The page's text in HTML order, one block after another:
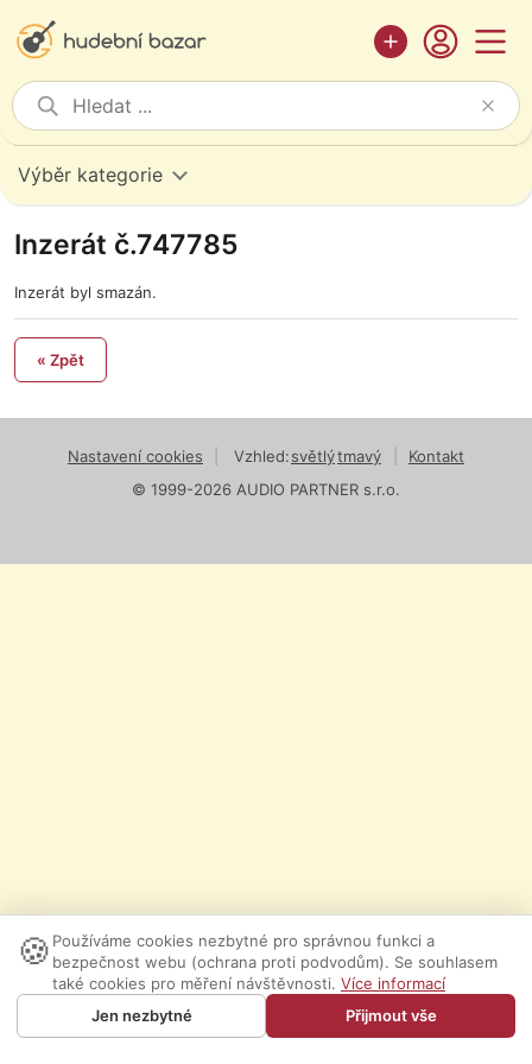
Výběr kategorie
Inzerát č.747785
Inzerát byl smazán.
« Zpět
Nastavení cookies Vzhled:světlýtmavý
Kontakt
© 1999-2026 AUDIO PARTNER s.r.o.
🍪 Používáme cookies nezbytné pro správnou funkci a
bezpečnost webu (ochrana proti podvodům). Se souhlasem
také cookies pro měření návštěvnosti. Více informací
Jen nezbytné
Přijmout vše